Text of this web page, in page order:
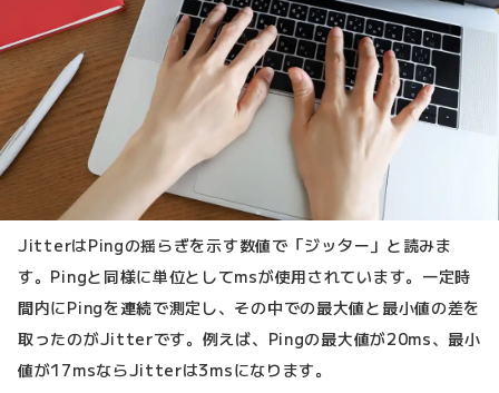
JitterはPingの揺らぎを示す数値で「ジッター」と読みま
す。Pingと同様に単位としてmsが使用されています。一定時
間内にPingを連続で測定し、その中での最大値と最小値の差を
取ったのがJitterです。例えば、Pingの最大値が20ms、最小
値が17msならJitterは3msになります。